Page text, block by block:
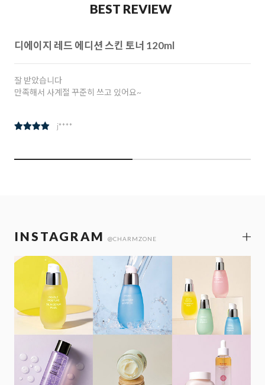
BEST REVIEW
디에이지 레드 에디션 스킨 토너 120ml
잘 받았습니다
만족해서 사계절 꾸준히 쓰고 있어요~
j****
INSTAGRAM @CHARMZONE